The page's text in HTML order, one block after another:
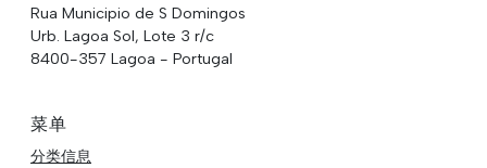
Rua Municipio de S Domingos
Urb. Lagoa Sol, Lote 3 r/c
8400-357 Lagoa - Portugal
菜单
分类信息